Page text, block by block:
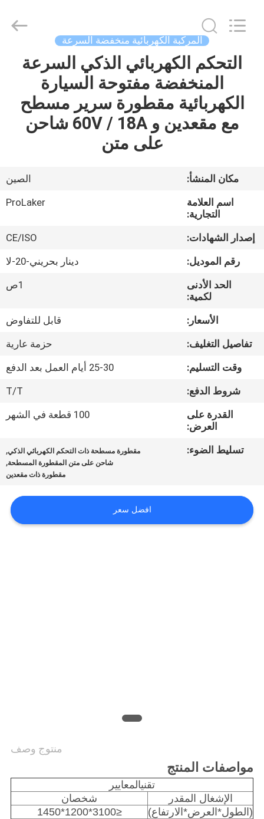
منزل
المنتجات
جولة
المعمل
ضبط
الجودة
بنا
أخبار
خريطة
الموقع
الخصوصية
AUTOPARTS
CO.,LIMITED.
المركبة الكهربائية منخفضة السرعة
التحكم الكهربائي الذكي السرعة
المنخفضة مفتوحة السيارة
الكهربائية مقطورة سرير مسطح
مع مقعدين و 60V / 18A شاحن
على متن
مكان المنشأ:
الصين
اسم العلامة
التجارية:
ProLaker
إصدار الشهادات:
CE/ISO
رقم الموديل:
دينار بحريني-20-لا
الحد الأدنى
لكمية:
1ص
الأسعار:
قابل للتفاوض
تفاصيل التغليف:
حزمة عارية
وقت التسليم:
25-30 أيام العمل بعد الدفع
شروط الدفع:
T/T
القدرة على
العرض:
100 قطعة في الشهر
تسليط الضوء: مقطورة مسطحة ذات التحكم الكهربائي الذكي,
شاحن على متن المقطورة المسطحة,
مقطورة ذات مقعدين
افضل سعر
منتوج وصف
مواصفات المنتج
تقنيالمعايير
الإشغال المقدر
شخصان
(الطول*العرض*الارتفاع)
≤3100*1200*1450